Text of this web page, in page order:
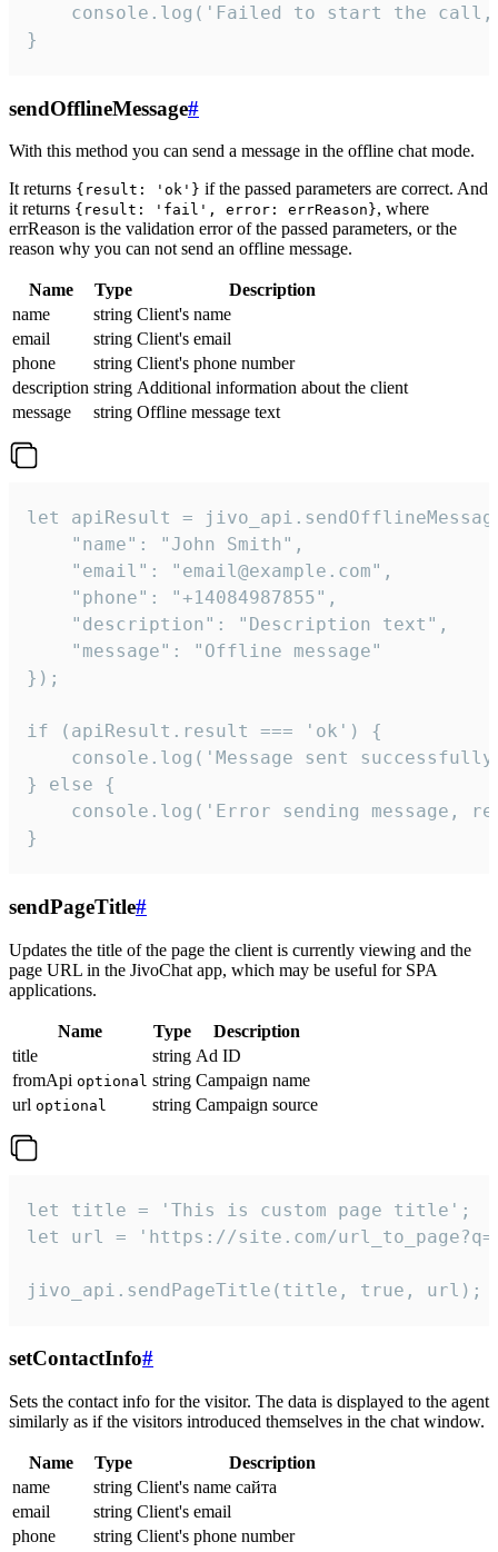
console.log('Failed to start the
}
sendOfflineMessage#
With this method you can send a message in the offline chat mode.
It returns {result: 'ok'} if the passed parameters are correct. And
it returns {result: 'fail', error: errReason}, where
errReason is the validation error of the passed parameters, or the
reason why you can not send an offline message.
Name Type
Description
name
string Client's name
email
string Client's email
phone
string Client's phone number
description string Additional information about the client
message
string Offline message text
let apiResult =
    "name": "John Smith",
    "email": "email@example.com",
    "phone": "+14084987855",
    "description": "Description text",
    "message": "Offline message"
});
if (apiResult.result === 'ok') {
console.log('Message sent
} else {
console.log('Error sending message,
}
sendPageTitle#
Updates the title of the page the client is currently viewing and the
page URL in the JivoChat app, which may be useful for SPA
applications.
Name Type
Description
title
string Ad ID
fromApi optional string Campaign name
url optional string Campaign source
let title = 'This is custom page title';
let url = 'https://site.com/
jivo_api.sendPageTitle(title, true, url);
setContactInfo#
Sets the contact info for the visitor. The data is displayed to the agent
similarly as if the visitors introduced themselves in the chat window.
Name Type
Description
name
string Client's name сайта
email
string Client's email
phone
string Client's phone number